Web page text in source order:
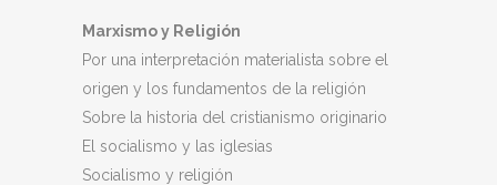
Marxismo y Religión
Por una interpretación materialista sobre el
origen y los fundamentos de la religión
Sobre la historia del cristianismo originario
El socialismo y las iglesias
Socialismo y religión